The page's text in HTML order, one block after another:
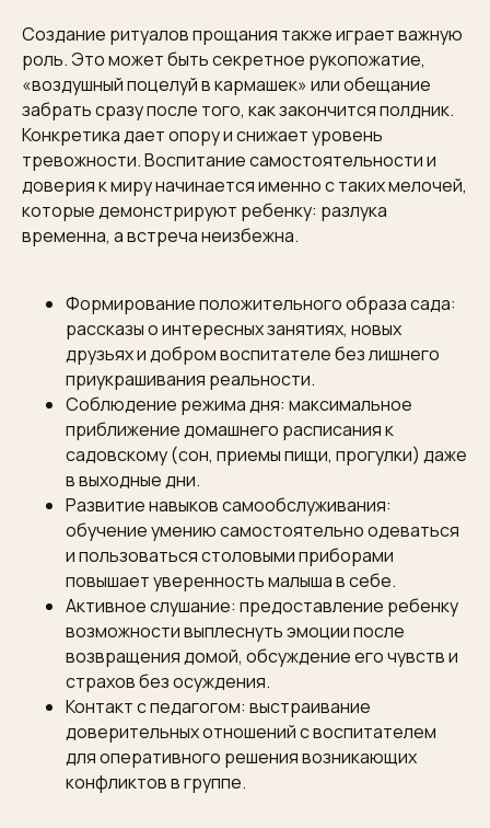
Создание ритуалов прощания также играет важную
роль. Это может быть секретное рукопожатие,
«воздушный поцелуй в кармашек» или обещание
забрать сразу после того, как закончится полдник.
Конкретика дает опору и снижает уровень
тревожности. Воспитание самостоятельности и
доверия к миру начинается именно с таких мелочей,
которые демонстрируют ребенку: разлука
временна, а встреча неизбежна.
Формирование положительного образа сада:
рассказы о интересных занятиях, новых
друзьях и добром воспитателе без лишнего
приукрашивания реальности.
Соблюдение режима дня: максимальное
приближение домашнего расписания к
садовскому (сон, приемы пищи, прогулки) даже
в выходные дни.
Развитие навыков самообслуживания:
обучение умению самостоятельно одеваться
и пользоваться столовыми приборами
повышает уверенность малыша в себе.
Активное слушание: предоставление ребенку
возможности выплеснуть эмоции после
возвращения домой, обсуждение его чувств и
страхов без осуждения.
Контакт с педагогом: выстраивание
доверительных отношений с воспитателем
для оперативного решения возникающих
конфликтов в группе.